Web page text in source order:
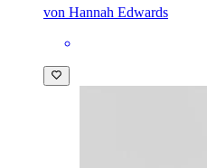
von Hannah Edwards